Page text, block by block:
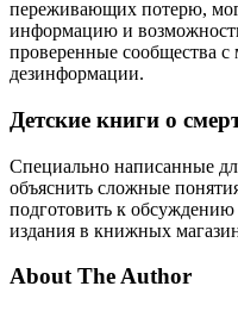
переживающих потерю,
информацию и
проверенные сообщества
дезинформации.
Детские книги о
Специально написанные
объяснить сложные
подготовить к
издания в книжных
About The Author